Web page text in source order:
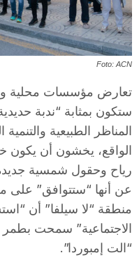
e
r
Foto: ACN
تعارض مؤسسات محلية
ستكون بمثابة “ندبة
المناظر الطبيعية
منطقة “لا سيلفا” أن
“الت إمبوردا”.